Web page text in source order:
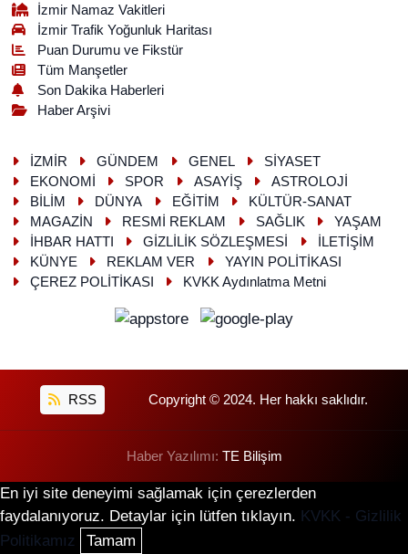
İzmir Namaz Vakitleri
İzmir Trafik Yoğunluk Haritası
Puan Durumu ve Fikstür
Tüm Manşetler
Son Dakika Haberleri
Haber Arşivi
İZMİR GÜNDEM GENEL
SİYASET
EKONOMİ
SPOR ASAYİŞ
ASTROLOJİ
BİLİM
DÜNYA EĞİTİM
KÜLTÜR-SANAT
MAGAZİN
RESMİ REKLAM SAĞLIK
YAŞAM
İHBAR HATTI
GİZLİLİK SÖZLEŞMESİ
İLETİŞİM
KÜNYE
REKLAM VER
YAYIN POLİTİKASI
ÇEREZ POLİTİKASI
KVKK Aydınlatma Metni
RSS Copyright © 2024. Her hakkı saklıdır.
Haber Yazılımı: TE Bilişim
En iyi site deneyimi sağlamak için çerezlerden
faydalanıyoruz. Detaylar için lütfen tıklayın. KVKK - Gizlilik
Politikamız
Tamam